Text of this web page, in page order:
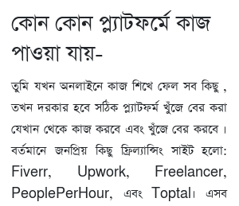
কোন কোন প্ল্যাটফর্মে কাজ
পাওয়া যায়-
তুমি যখন অনলাইনে কাজ শিখে ফেল সব কিছু ,
তখন দরকার হবে সঠিক প্ল্যাটফর্ম খুঁজে বের করা
যেখান থেকে কাজ করবে এবং খুঁজে বের করবে ।
বর্তমানে জনপ্রিয় কিছু ফ্রিল্যান্সিং সাইট হলো:
Fiverr, Upwork, Freelancer,
PeoplePerHour, এবং Toptal। এসব